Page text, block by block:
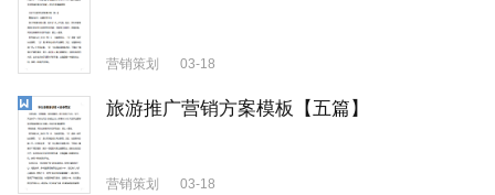
营销策划 03-18
旅游推广营销方案模板【五篇】
营销策划 03-18